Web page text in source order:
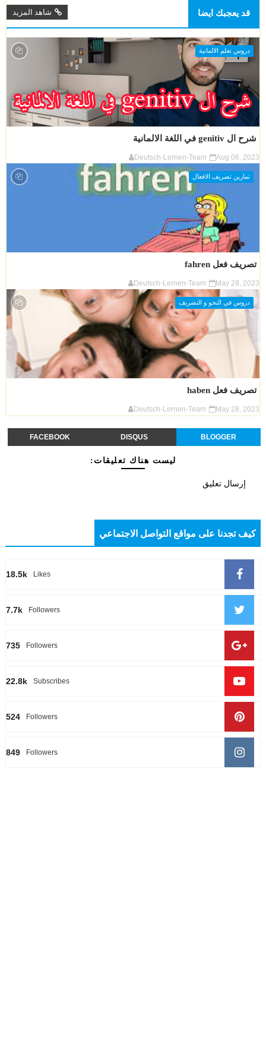
قد يعجبك ايضا شاهد المزيد
دروس تعلم الالمانية
شرح ال genitiv في اللغة الالمانية
Deutsch-Lernen-Team Aug 06, 2023
تمارين تصريف الافعال
تصريف فعل fahren
Deutsch-Lernen-Team May 28, 2023
دروس في النحو و التصريف
تصريف فعل haben
Deutsch-Lernen-Team May 28, 2023
BLOGGER
DISQUS
FACEBOOK
ليست هناك تعليقات:
إرسال تعليق
كيف تجدنا على مواقع التواصل الاجتماعي
18.5k Likes
7.7k Followers
735 Followers
22.8k Subscribes
524 Followers
849 Followers